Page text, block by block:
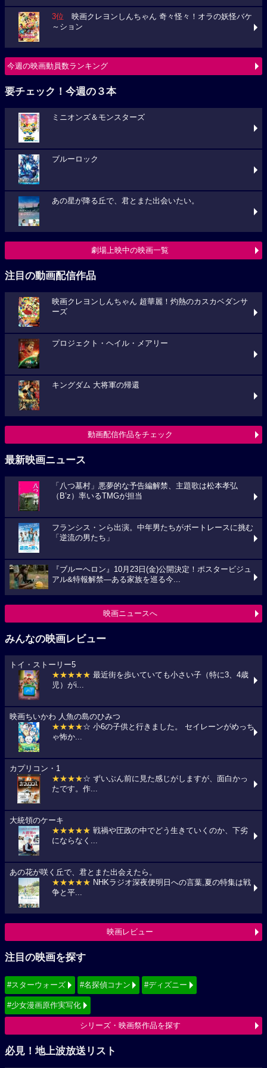
3位 映画クレヨンしんちゃん 奇々怪々！オラの妖怪バケ
～ション
今週の映画動員数ランキング
要チェック！今週の３本
ミニオンズ＆モンスターズ
ブルーロック
あの星が降る丘で、君とまた出会いたい。
劇場上映中の映画一覧
注目の動画配信作品
映画クレヨンしんちゃん 超華麗！灼熱のカスカベダンサ
ーズ
プロジェクト・ヘイル・メアリー
キングダム 大将軍の帰還
動画配信作品をチェック
最新映画ニュース
「八つ墓村」悪夢的な予告編解禁、主題歌は松本孝弘
（B’z）率いるTMGが担当
フランシス・ンら出演。中年男たちがボートレースに挑む
「逆流の男たち」
『ブルーヘロン』10月23日(金)公開決定！ポスタービジュ
アル&特報解禁―ある家族を巡る今...
映画ニュースへ
みんなの映画レビュー
トイ・ストーリー5
★★★★★ 最近街を歩いていても小さい子（特に3、4歳
児）がi...
映画ちいかわ 人魚の島のひみつ
★★★★☆ 小6の子供と行きました。 セイレーンがめっち
ゃ怖か...
カプリコン・1
★★★★☆ ずいぶん前に見た感じがしますが、面白かっ
たです。作...
大統領のケーキ
★★★★★ 戦禍や圧政の中でどう生きていくのか、下劣
にならなく...
あの花が咲く丘で、君とまた出会えたら。
★★★★★ NHKラジオ深夜便明日への言葉,夏の特集は戦
争と平...
映画レビュー
注目の映画を探す
#スターウォーズ #名探偵コナン #ディズニー
#少女漫画原作実写化
シリーズ・映画祭作品を探す
必見！地上波放送リスト